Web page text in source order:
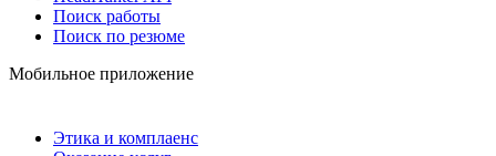
Поиск работы
Поиск по резюме
Мобильное приложение
Этика и комплаенс